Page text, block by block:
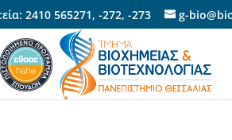
2410 565271,-272,-273 g-